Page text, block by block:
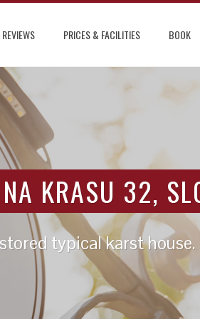
REVIEWS PRICES & FACILITIES BOOK
KRASU 32,
typical karst house.